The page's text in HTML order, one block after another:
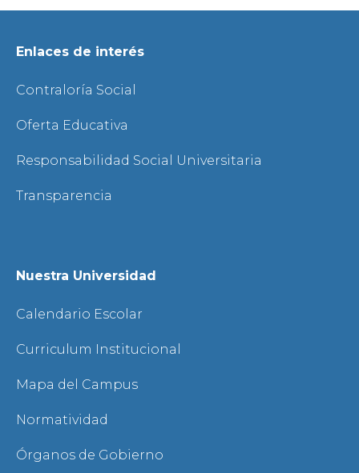
Enlaces de interés
Contraloría Social
Oferta Educativa
Responsabilidad Social Universitaria
Transparencia
Nuestra Universidad
Calendario Escolar
Curriculum Institucional
Mapa del Campus
Normatividad
Órganos de Gobierno